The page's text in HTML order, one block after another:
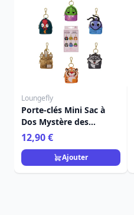
Loungefly
Porte-clés Mini Sac à
Dos Mystère des
Acolytes des Princesses
- Disney Loungefly
12,90 €
Ajouter